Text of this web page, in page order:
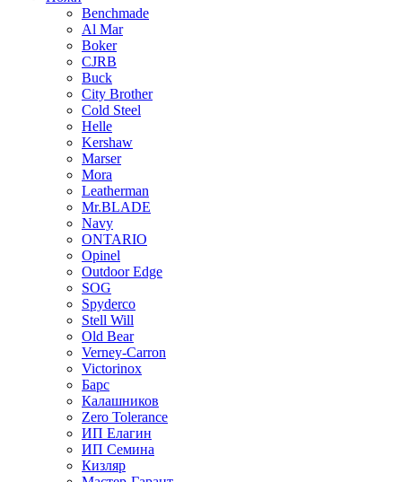
Benchmade
Al Mar
Boker
CJRB
Buck
City Brother
Cold Steel
Helle
Kershaw
Marser
Mora
Leatherman
Mr.BLADE
Navy
ONTARIO
Opinel
Outdoor Edge
SOG
Spyderco
Stell Will
Old Bear
Verney-Carron
Victorinox
Барс
Калашников
Zero Tolerance
ИП Елагин
ИП Семина
Кизляр